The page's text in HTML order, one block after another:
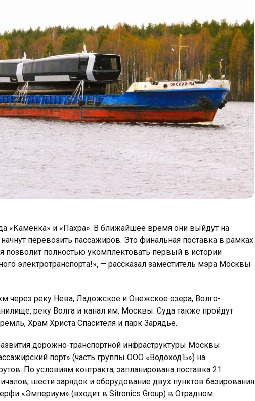
«Каменка» и «Пахра». В ближайшее время они выйдут на
перевозить пассажиров. Это финальная поставка в рамках
позволит полностью укомплектовать первый в истории
электротранспорта!», — рассказал заместитель мэра Москвы
через реку Нева, Ладожское и Онежское озера, Волго-
реку Волга и канал им. Москвы. Суда также пройдут
Храм Христа Спасителя и парк Зарядье.
дорожно-транспортной инфраструктуры Москвы
порт» (часть группы ООО «ВодоходЪ») на
По условиям контракта, запланирована поставка 21
шести зарядок и оборудование двух пунктов базирования
«Эмпериум» (входит в Sitronics Group) в Отрадном